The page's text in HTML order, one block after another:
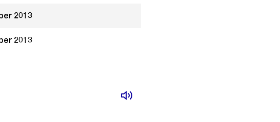
2013
2013